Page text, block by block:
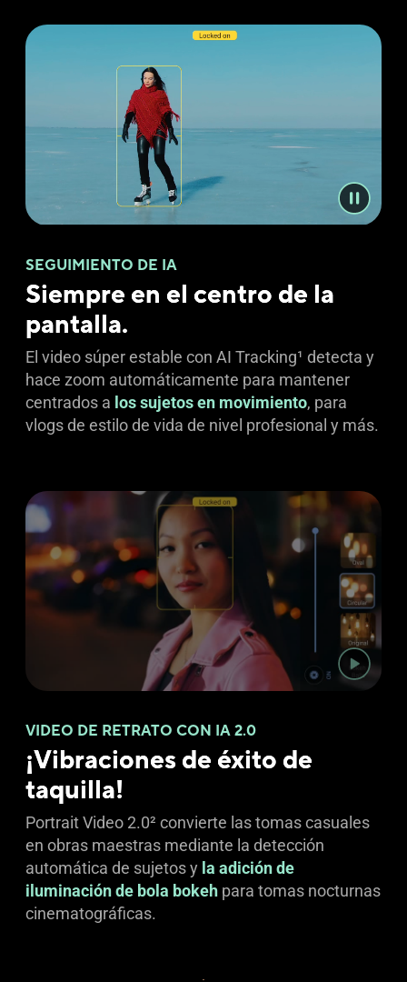
SEGUIMIENTO DE IA
Siempre en el centro de la
pantalla.
El video súper estable con AI Tracking1 detecta y
hace zoom automáticamente para mantener
centrados a los sujetos en movimiento, para
vlogs de estilo de vida de nivel profesional y más.
VIDEO DE RETRATO CON IA 2.0
¡Vibraciones de éxito de
taquilla!
Portrait Video 2.02 convierte las tomas casuales
en obras maestras mediante la detección
automática de sujetos y la adición de
iluminación de bola bokeh para tomas nocturnas
cinematográficas.